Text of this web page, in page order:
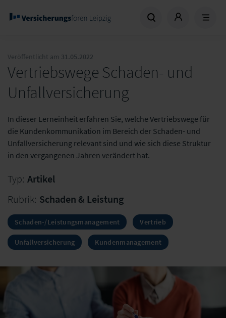
Veröffentlicht am 31.05.2022
Vertriebswege Schaden- und
Unfallversicherung
In dieser Lerneinheit erfahren Sie, welche Vertriebswege für
die Kundenkommunikation im Bereich der Schaden- und
Unfallversicherung relevant sind und wie sich diese Struktur
in den vergangenen Jahren verändert hat.
Typ: Artikel
Rubrik: Schaden & Leistung
Schaden-/Leistungsmanagement Vertrieb
Unfallversicherung Kundenmanagement